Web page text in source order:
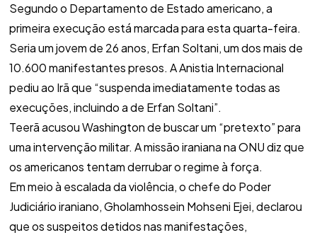
Segundo o Departamento de Estado americano, a
primeira execução está marcada para esta quarta-feira.
Seria um jovem de 26 anos, Erfan Soltani, um dos mais de
10.600 manifestantes presos. A Anistia Internacional
pediu ao Irã que “suspenda imediatamente todas as
execuções, incluindo a de Erfan Soltani”.
Teerã acusou Washington de buscar um “pretexto” para
uma intervenção militar. A missão iraniana na ONU diz que
os americanos tentam derrubar o regime à força.
Em meio à escalada da violência, o chefe do Poder
Judiciário iraniano, Gholamhossein Mohseni Ejei, declarou
que os suspeitos detidos nas manifestações,